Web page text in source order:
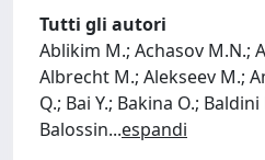
Tutti gli autori
Ablikim M.; Achasov M.N.;
Albrecht M.; Alekseev M.;
Q.; Bai Y.; Bakina O.;
Balossin...espandi